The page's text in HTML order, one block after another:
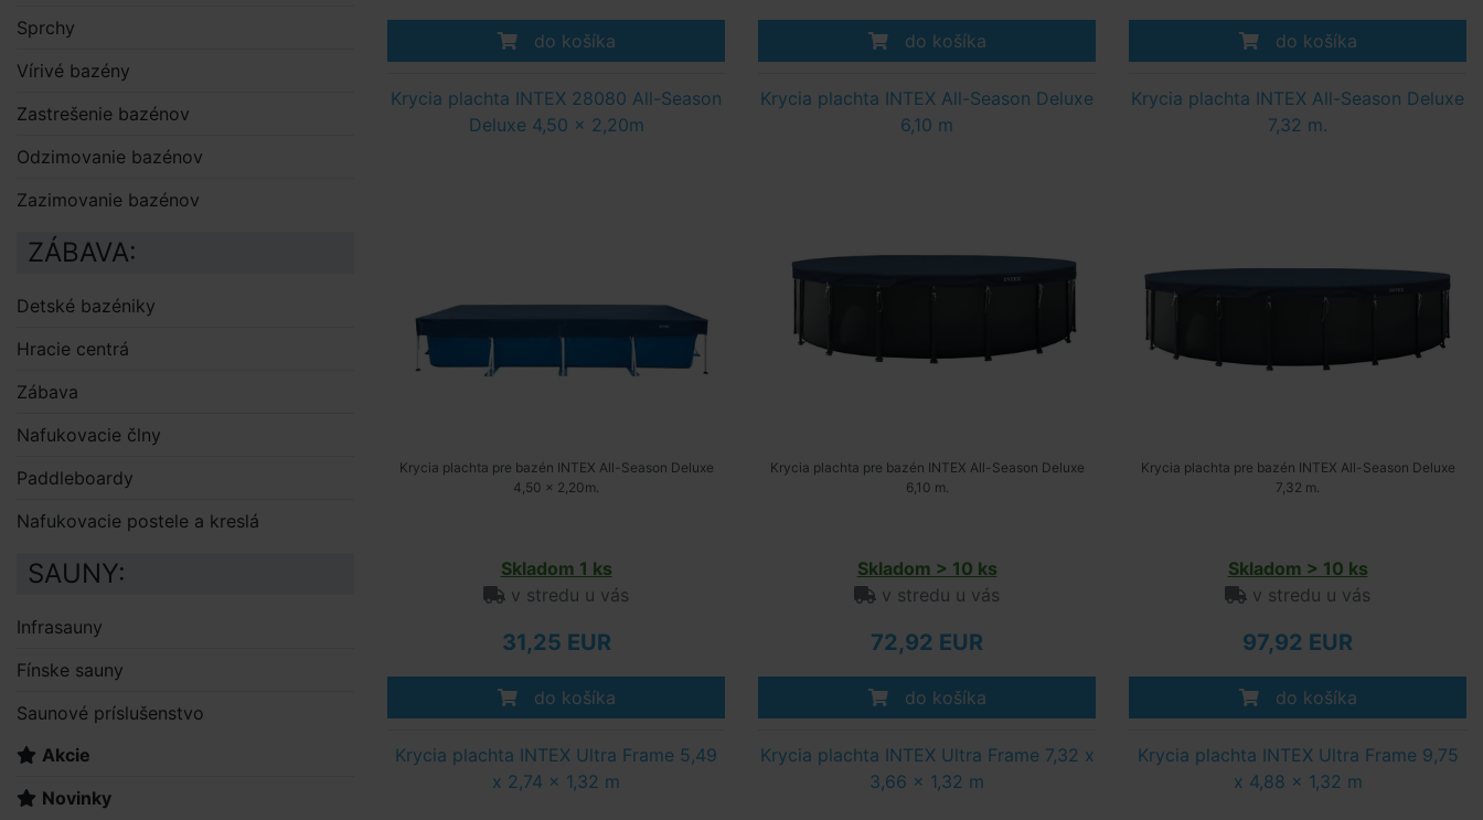
do košíka do košíka do košíka
Krycia plachta INTEX 28080 All-Season
Deluxe 4,50 x 2,20m
Krycia plachta pre bazén INTEX All-Season Deluxe
4,50 x 2,20m.
Skladom 1 ks
v stredu u vás
31,25 EUR
do košíka
Krycia plachta INTEX All-Season Deluxe
6,10 m
Krycia plachta pre bazén INTEX All-Season Deluxe
6,10 m.
Skladom > 10 ks
v stredu u vás
72,92 EUR
do košíka
Krycia plachta INTEX All-Season Deluxe
7,32 m.
Krycia plachta pre bazén INTEX All-Season Deluxe
7,32 m.
Skladom > 10 ks
v stredu u vás
97,92 EUR
do košíka
Krycia plachta INTEX Ultra Frame 5,49
x 2,74 x 1,32 m
Krycia plachta INTEX Ultra Frame 7,32 x
3,66 x 1,32 m
Krycia plachta INTEX Ultra Frame 9,75
x 4,88 x 1,32 m
Sprchy
Vírivé bazény
Zastrešenie bazénov
Odzimovanie bazénov
Zazimovanie bazénov
ZÁBAVA:
Detské bazéniky
Hracie centrá
Zábava
Nafukovacie člny
Paddleboardy
Nafukovacie postele a kreslá
SAUNY:
Infrasauny
Fínske sauny
Saunové príslušenstvo
Akcie
Novinky